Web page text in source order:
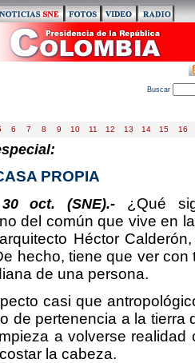
Buscar
6 7 8 9 10 11 12 13 14 15 16
PROPIA
oct. (SNE).- ¿Qué
del común que vive en
Héctor
hecho, tiene que ver
de una persona.
casi que
de pertenencia a la
a volverse
la cabeza.